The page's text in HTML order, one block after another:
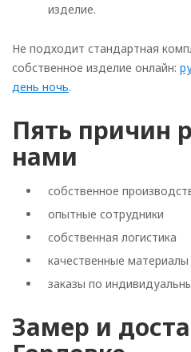
изделие.
Не подходит стандартная
собственное изделие онлайн:
день ночь.
Пять причин
нами
собственное
опытные сотрудники
собственная логистика
качественные материалы
заказы по
Замер и